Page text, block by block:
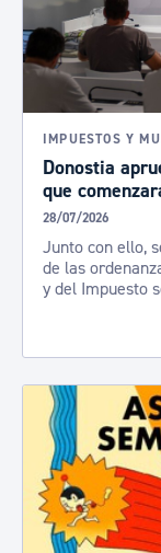
IMPUESTOS Y
Donostia
que
28/07/2026
Junto con ello,
de las
y del Impuesto